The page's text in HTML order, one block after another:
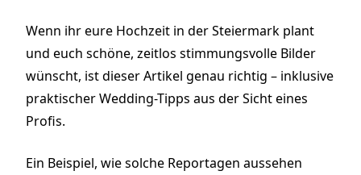
Wenn ihr eure Hochzeit in der Steiermark plant
und euch schöne, zeitlos stimmungsvolle Bilder
wünscht, ist dieser Artikel genau richtig – inklusive
praktischer Wedding-Tipps aus der Sicht eines
Profis.
Ein Beispiel, wie solche Reportagen aussehen